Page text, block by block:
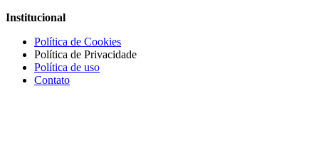
Institucional
Política de Cookies
Política de Privacidade
Política de uso
Contato